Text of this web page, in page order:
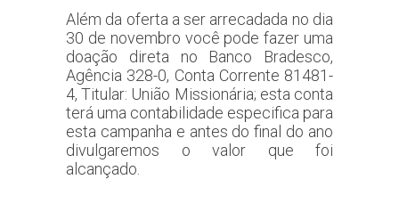
Além da oferta a ser arrecadada no dia
30 de novembro você pode fazer uma
doação direta no Banco Bradesco,
Agência 328-0, Conta Corrente 81481-
4, Titular: União Missionária; esta conta
terá uma contabilidade especifica para
esta campanha e antes do final do ano
divulgaremos o valor que foi
alcançado.